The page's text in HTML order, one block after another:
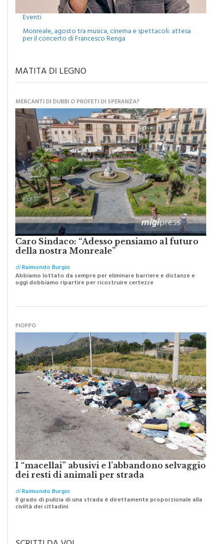
Monreale, agosto tra musica, cinema e spettacoli: attesa
per il concerto di Francesco Renga
Caro Sindaco: “Adesso pensiamo al futuro
della nostra Monreale”
diRaimondo Burgio
Abbiamo lottato da sempre per eliminare barriere e distanze e
oggi dobbiamo ripartire per ricostruire certezze
I “macellai” abusivi e l’abbandono selvaggio
dei resti di animali per strada
diRaimondo Burgio
Il grado di pulizia di una strada è direttamente proporzionale alla
civiltà dei cittadini